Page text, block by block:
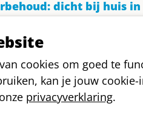
cookies om goed te
kan je jouw
privacyverklaring.
dicht bij huis
eenmalige donatie of
Aardewerk.